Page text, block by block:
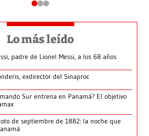
Lo más leído
padre de Lionel Messi, a los 68 años
exdirector del Sinaproc
Sur entrena en Panamá? El objetivo
de septiembre de 1882: la noche que